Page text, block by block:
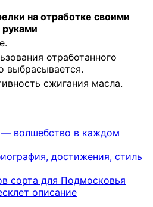
на отработке своими
руками
отработанного
выбрасывается.
сжигания масла.
— волшебство в каждом
достижения, стиль
сорта для Подмосковья
описание